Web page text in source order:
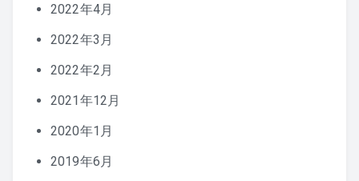
2022年4月
2022年3月
2022年2月
2021年12月
2020年1月
2019年6月